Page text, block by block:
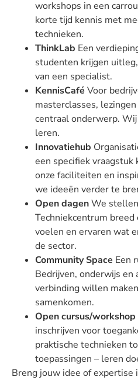
workshops in een
korte tijd kennis met
technieken.
ThinkLab Een
studenten krijgen
van een specialist.
KennisCafé Voor
masterclasses,
centraal onderwerp.
leren.
Innovatiehub
een specifiek
onze faciliteiten en
we ideeën verder te
Open dagenWe
Techniekcentrum breed
voelen en ervaren wat
de sector.
Community Space Een
Bedrijven, onderwijs en
verbinding willen
samenkomen.
Open cursus/workshop
inschrijven voor
praktische technieken
toepassingen – leren
Breng jouw idee of expertise